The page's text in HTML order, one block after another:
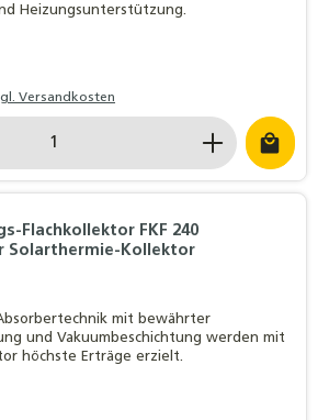
Heizungsunterstützung.
Versandkosten
Gib den gewünschten Wert
Flachkollektor FKF 240
Solarthermie-Kollektor
mit bewährter
und Vakuumbeschichtung werden mit
höchste Erträge erzielt.